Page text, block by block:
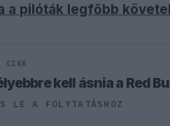
a pilóták legfőbb
CIKK
kell ásnia a Red
LE A FOLYTATÁSHOZ